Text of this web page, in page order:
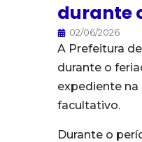
durante
02/06/2026
A Prefeitura
durante o
expediente na
facultativo.
Durante o